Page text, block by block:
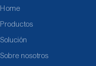
Home
Productos
Solución
Sobre nosotros